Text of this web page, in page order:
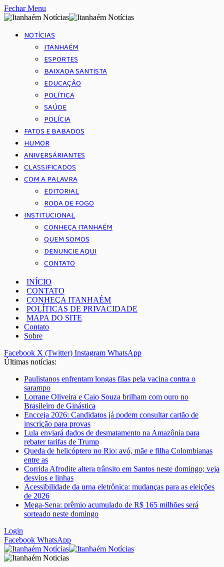
Fechar Menu
NOTÍCIAS
ITANHAÉM
ESPORTES
BAIXADA SANTISTA
EDUCAÇÃO
POLÍTICA
SAÚDE
POLÍCIA
FATOS E BABADOS
HUMOR
ANIVERSÁRIANTES
CLASSIFICADOS
COM A PALAVRA
EDITORIAL
RODA DE FOGO
INSTITUCIONAL
CONHEÇA ITANHAÉM
QUEM SOMOS
DENUNCIE AQUI
CONTATO
INÍCIO
CONTATO
CONHEÇA ITANHAÉM
POLÍTICAS DE PRIVACIDADE
MAPA DO SITE
Contato
Sobre
Facebook X (Twitter) Instagram WhatsApp
Últimas notícias:
Paulistanos enfrentam longas filas pela vacina contra o
sarampo
Lorrane Oliveira e Caio Souza brilham com ouro no
Brasileiro de Ginástica
Encceja 2026: Candidatos já podem consultar cartão de
inscrição para provas
Lula enviará dados de desmatamento na Amazônia para
rebater tarifas de Trump
Queda de helicóptero no Rio: avó, mãe e filha Colombianas
entre as
Corrida Afrodite altera trânsito em Santos neste domingo; veja
desvios e linhas
Acessibilidade da urna eletrônica: mudanças para as eleições
de 2026
Mega-Sena: prêmio acumulado de R$ 165 milhões será
sorteado neste domingo
Login
Facebook WhatsApp